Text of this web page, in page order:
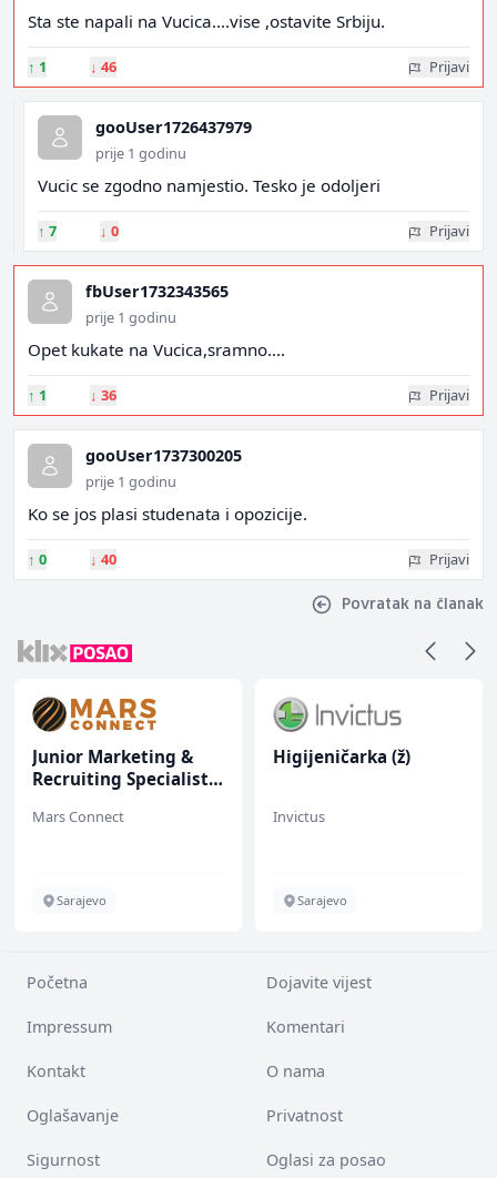
Sta ste napali na Vucica....vise ,ostavite Srbiju.
↑ 1 ↓ 46 Prijavi
gooUser1726437979
prije 1 godinu
Vucic se zgodno namjestio. Tesko je odoljeri
↑ 7 ↓ 0 Prijavi
fbUser1732343565
prije 1 godinu
Opet kukate na Vucica,sramno....
↑ 1 ↓ 36 Prijavi
gooUser1737300205
prije 1 godinu
Ko se jos plasi studenata i opozicije.
↑ 0 ↓ 40 Prijavi
Povratak na članak
Junior Marketing &
Recruiting Specialist
Mars Connect
Sarajevo
Higijeničarka (ž)
Invictus
Sarajevo
Početna Dojavite vijest
Impressum Komentari
Kontakt O nama
Oglašavanje Privatnost
Sigurnost Oglasi za posao